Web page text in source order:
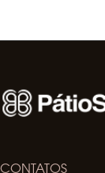
CONTATOS